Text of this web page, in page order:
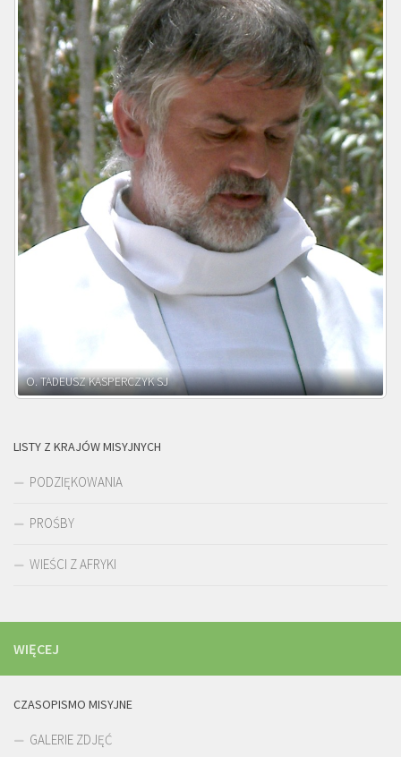
O. ADNRZEJ LEŚNIARA SJ
LISTY Z KRAJÓW MISYJNYCH
PODZIĘKOWANIA
PROŚBY
WIEŚCI Z AFRYKI
WIĘCEJ
CZASOPISMO MISYJNE
GALERIE ZDJĘĆ